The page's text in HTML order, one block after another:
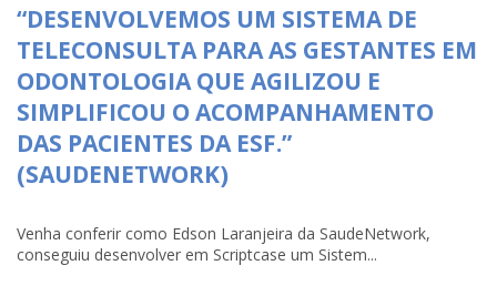
“DESENVOLVEMOS UM SISTEMA DE
TELECONSULTA PARA AS GESTANTES EM
ODONTOLOGIA QUE AGILIZOU E
SIMPLIFICOU O ACOMPANHAMENTO
DAS PACIENTES DA ESF.”
(SAUDENETWORK)
Venha conferir como Edson Laranjeira da SaudeNetwork,
conseguiu desenvolver em Scriptcase um Sistem...